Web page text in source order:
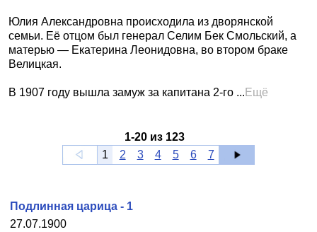
Юлия Александровна происходила из дворянской
семьи. Её отцом был генерал Селим Бек Смольский, а
матерью — Екатерина Леонидовна, во втором браке
Велицкая.
В 1907 году вышла замуж за капитана 2-го ... Ещё
1-20 из 123
1
2 3 4 5 6 7
27.07.1900
Подлинная царица - 1